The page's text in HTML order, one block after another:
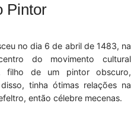
Pintor
no dia 6 de abril de 1483, na
do movimento cultural
filho de um pintor obscuro,
tinha ótimas relações na
então célebre mecenas.